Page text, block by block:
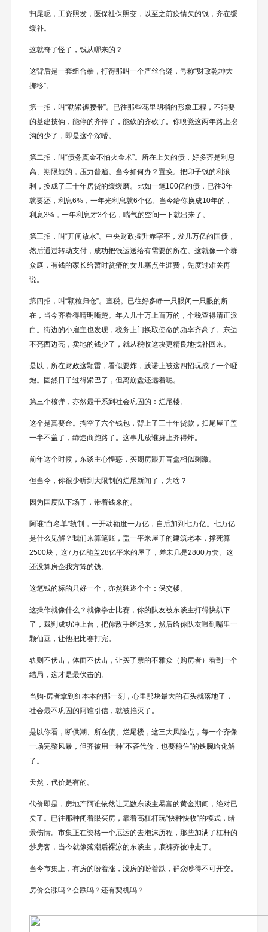
扫尾呢，工资照发，医保社保照交，以至之前疫情欠的钱，齐在缓
缓补。
这就奇了怪了，钱从哪来的？
这背后是一套组合拳，打得那叫一个严丝合缝，号称“财政乾坤大
挪移”。
第一招，叫“勒紧裤腰带”。已往那些花里胡梢的形象工程，不消要
的基建技俩，能停的齐停了，能砍的齐砍了。你嗅觉这两年路上挖
沟的少了，即是这个深嗜。
第二招，叫“债务真金不怕火金术”。所在上欠的债，好多齐是利息
高、期限短的，压力普遍。当今如何办？置换。把印子钱的利滚
利，换成了三十年房贷的缓缓磨。比如一笔100亿的债，已往3年
就要还，利息6%，一年光利息就6个亿。当今给你换成10年的，
利息3%，一年利息才3个亿，喘气的空间一下就出来了。
第三招，叫“开闸放水”。中央财政擢升赤字率，发几万亿的国债，
然后通过转动支付，成功把钱运送给有需要的所在。这就像一个群
众庭，有钱的家长给暂时贫瘠的女儿塞点生涯费，先度过难关再
说。
第四招，叫“颗粒归仓”。查税。已往好多睁一只眼闭一只眼的所
在，当今齐看得晴明晰楚。年入几十万上百万的，个税查得清正派
白。街边的小雇主也发现，税务上门换取使命的频率齐高了。东边
不亮西边亮，卖地的钱少了，就从税收这块更精良地找补回来。
是以，所在财政这颗雷，看似要炸，践诺上被这四招玩成了一个哑
炮。固然日子过得紧巴了，但离崩盘还远着呢。
第三个核弹，亦然最干系到社会巩固的：烂尾楼。
这个是真要命。掏空了六个钱包，背上了三十年贷款，扫尾屋子盖
一半不盖了，缔造商跑路了。这事儿放谁身上齐得炸。
前年这个时候，东谈主心惶惑，买期房跟开盲盒相似刺激。
但当今，你很少听到大限制的烂尾新闻了，为啥？
因为国度队下场了，带着钱来的。
阿谁“白名单”轨制，一开动额度一万亿，自后加到七万亿。七万亿
是什么见解？我们来算笔账，盖一平米屋子的建筑老本，撑死算
2500块，这7万亿能盖28亿平米的屋子，差未几是2800万套。这
还没算房企我方筹的钱。
这笔钱的标的只好一个，亦然独逐个个：保交楼。
这操作就像什么？就像拳击比赛，你的队友被东谈主打得快趴下
了，裁判成功冲上台，把你敌手绑起来，然后给你队友喂到嘴里一
颗仙豆，让他把比赛打完。
轨则不伏击，体面不伏击，让买了票的不雅众（购房者）看到一个
结局，这才是最伏击的。
当购-房者拿到红本本的那一刻，心里那块最大的石头就落地了，
社会最不巩固的阿谁引信，就被掐灭了。
是以你看，断供潮、所在债、烂尾楼，这三大风险点，每一个齐像
一场完整风暴，但齐被用一种“不吝代价，也要稳住”的铁腕给化解
了。
天然，代价是有的。
代价即是，房地产阿谁依然让无数东谈主暴富的黄金期间，绝对已
矣了。已往那种闭着眼买房，靠着高杠杆玩“快种快收”的模式，睹
景伤情。市集正在资格一个厄运的去泡沫历程，那些加满了杠杆的
炒房客，当今就像落潮后裸泳的东谈主，底裤齐被冲走了。
当今市集上，有房的盼着涨，没房的盼着跌，群众吵得不可开交。
房价会涨吗？会跌吗？还有契机吗？